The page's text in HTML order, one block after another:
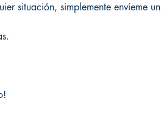
situación, simplemente envíeme un